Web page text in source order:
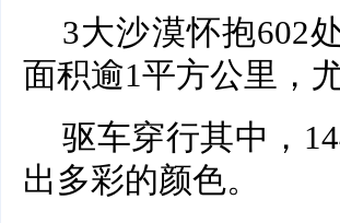
3大沙漠怀抱602
面积逾1平方公里，
驱车穿行其中，
出多彩的颜色。